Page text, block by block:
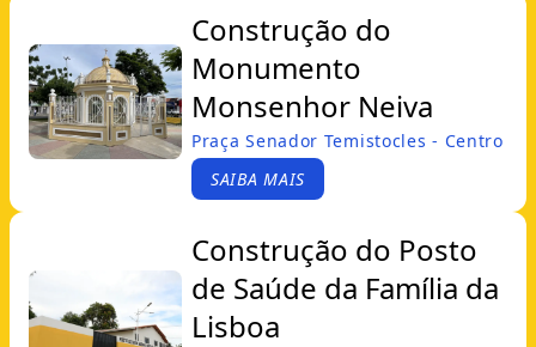
Construção do
Monumento
Monsenhor Neiva
Praça Senador Temistocles - Centro
SAIBA MAIS
Construção do Posto
de Saúde da Família da
Lisboa